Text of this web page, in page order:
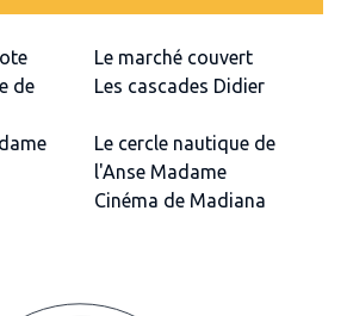
Le marché couvert
de
Les cascades Didier
Le cercle nautique de
l'Anse Madame
Cinéma de Madiana